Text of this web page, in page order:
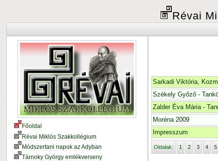
Révai
Főoldal
Révai Miklós Szakkollégium
Módszertani napok az Adyban
Tárnoky György emlékverseny
Sarkadi Viktória,
Székely Győző -
Zalder Éva Mária -
Moréna 2009
Impresszum
Oldalak: 1 2 3 4 5